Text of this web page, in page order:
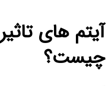
آیتم های
چیست؟